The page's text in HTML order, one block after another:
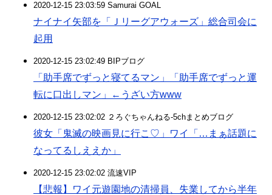
2020-12-15 23:03:59 Samurai GOAL
ナイナイ矢部を「Ｊリーグアウォーズ」総合司会に
起用
2020-12-15 23:02:49 BIPブログ
「助手席でずっと寝てるマン」「助手席でずっと運
転に口出しマン」←うざい方www
2020-12-15 23:02:02 ２ろぐちゃんねる-5chまとめブログ
彼女「鬼滅の映画見に行こ♡」ワイ「…まぁ話題に
なってるしええか」
2020-12-15 23:02:02 流速VIP
【悲報】ワイ元遊園地の清掃員、失業してから半年